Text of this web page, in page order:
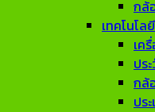
กล้
เทคโนโล
เค
ปร
กล้
ปร